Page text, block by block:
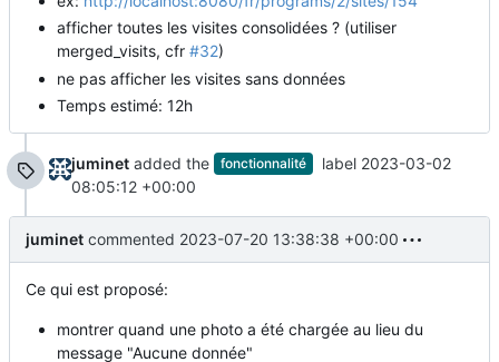
afficher toutes les visites consolidées ? (utiliser
merged_visits, cfr #32)
ne pas afficher les visites sans données
Temps estimé: 12h
juminet added the fonctionnalité label 2023-03-02
08:05:12 +00:00
juminet commented 2023-07-20 13:38:38 +00:00
Ce qui est proposé:
montrer quand une photo a été chargée au lieu du
message "Aucune donnée"